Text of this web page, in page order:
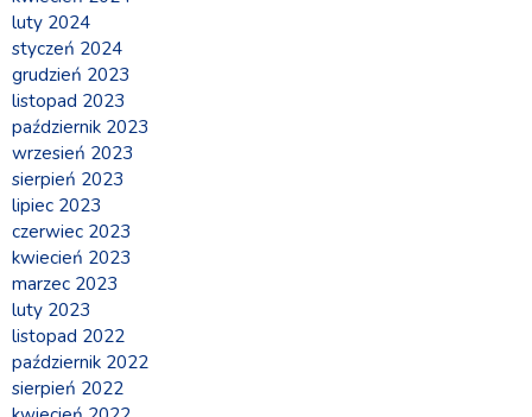
luty 2024
styczeń 2024
grudzień 2023
listopad 2023
październik 2023
wrzesień 2023
sierpień 2023
lipiec 2023
czerwiec 2023
kwiecień 2023
marzec 2023
luty 2023
listopad 2022
październik 2022
sierpień 2022